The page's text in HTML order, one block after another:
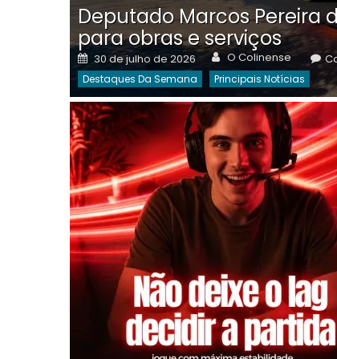
Deputado Marcos Pereira
para obras e serviços
Posted
on
30 de julho de 2026 Author
O Colinense
Destaques Da Semana Principais Notícias